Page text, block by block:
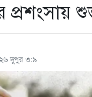
দুপুর ৩:৯